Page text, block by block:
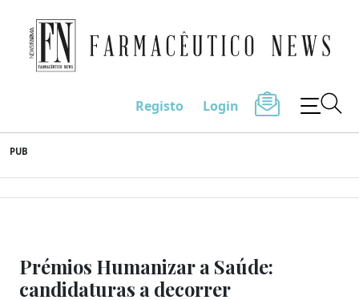
to
content
Farmacêutico News
Registo Login
PUB
Prémios Humanizar a Saúde:
candidaturas a decorrer